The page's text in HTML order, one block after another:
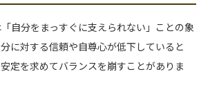
自分をまっすぐに支えられない」ことの象
に対する信頼や自尊心が低下していると
定を求めてバランスを崩すことがありま